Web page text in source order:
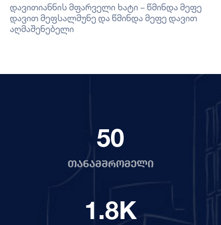
დავითიანნის მფარველი ხატი – წმინდა მეფე
დავით მეფსალმუნე და წმინდა მეფე დავით
აღმაშენებელი
თანამშრომელი
50
1.8K